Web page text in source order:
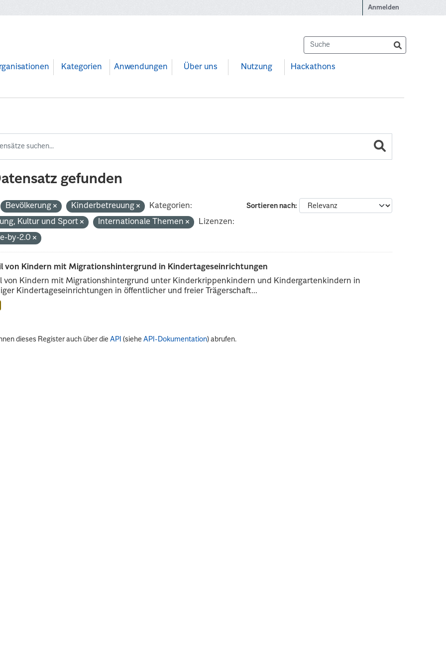
Anmelden
Kategorien Anwendungen Über uns Nutzung Hackathons
gefunden
Sortieren nach
Bevölkerung Kinderbetreuung
Kategorien:
Kultur und Sport
Internationale Themen
Lizenzen:
by-2.0
von Kindern mit Migrationshintergrund in Kindertageseinrichtungen
von Kindern mit Migrationshintergrund unter Kinderkrippenkindern und Kindergartenkindern in
Kindertageseinrichtungen in öffentlicher und freier Trägerschaft...
dieses Register auch über dieAPI (sieheAPI-Dokumentation) abrufen.